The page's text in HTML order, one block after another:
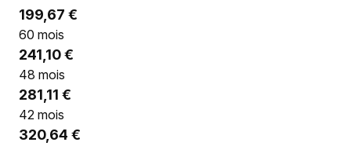
199,67 €
60 mois
241,10 €
48 mois
281,11 €
42 mois
320,64 €